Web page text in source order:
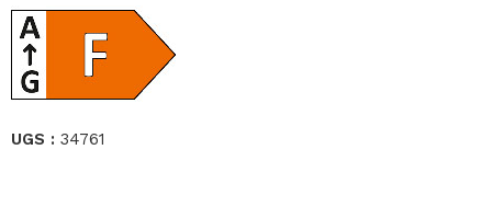
UGS : 34761